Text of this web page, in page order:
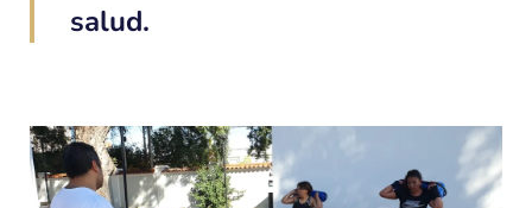
salud.